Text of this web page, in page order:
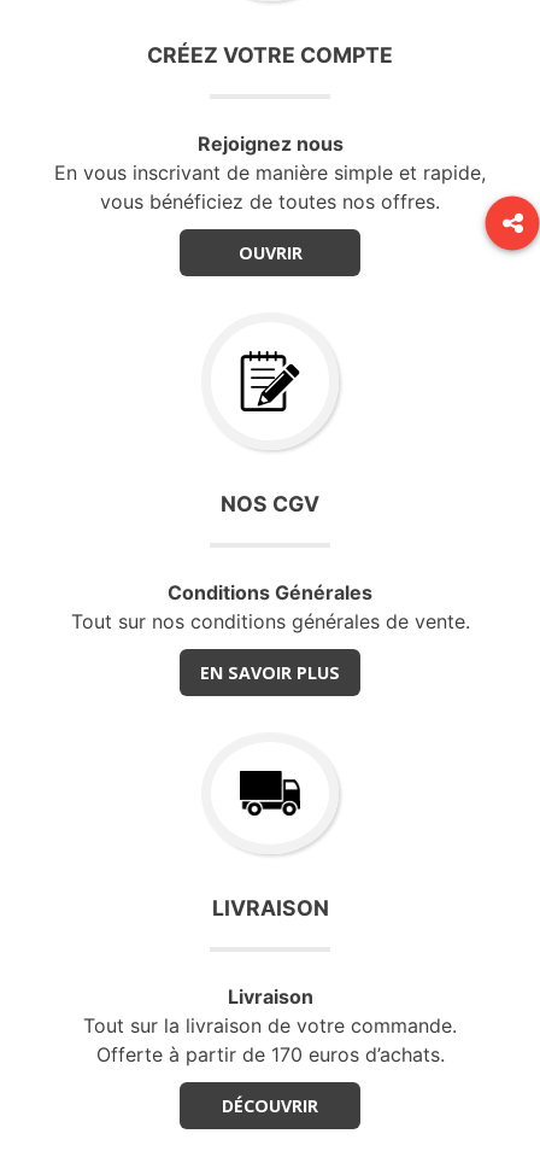
CRÉEZ VOTRE COMPTE
Rejoignez nous
En vous inscrivant de manière simple et rapide,
vous bénéficiez de toutes nos offres.
OUVRIR
NOS CGV
Conditions Générales
Tout sur nos conditions générales de vente.
EN SAVOIR PLUS
LIVRAISON
Livraison
Tout sur la livraison de votre commande.
Offerte à partir de 170 euros d’achats.
DÉCOUVRIR